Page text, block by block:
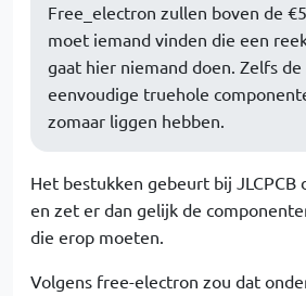
Free_electron zullen boven de
moet iemand vinden die een
gaat hier niemand doen. Zelfs
eenvoudige truehole
zomaar liggen hebben.
Het bestukken gebeurt bij JLCPCB
en zet er dan gelijk de
die erop moeten.
Volgens free-electron zou dat